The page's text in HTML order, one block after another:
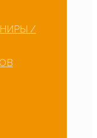
/